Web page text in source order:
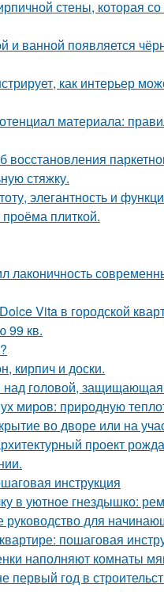
стены, которая
и ванной появляется
как интерьер
материала:
стяжку.
элегантность и
плиткой.
лаконичность
Vita в городской
99 кв.
кирпич и доски.
над головой,
миров: природную
во дворе или на
проект
инструкция
в уютное гнездышко:
для
пошаговая
наполняют комнаты
первый год в